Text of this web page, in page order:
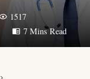
1517
7 Mins Read